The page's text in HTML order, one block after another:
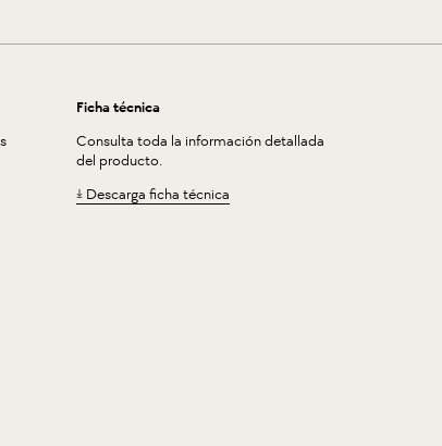
Ficha técnica
Consulta toda la información detallada
del producto.
Descarga ficha técnica